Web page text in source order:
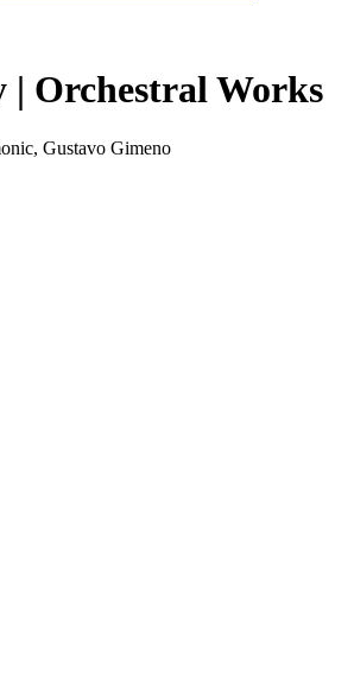
| Orchestral Works
Gustavo Gimeno